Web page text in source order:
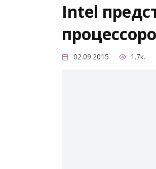
Intel
02.09.2015 1.7к.